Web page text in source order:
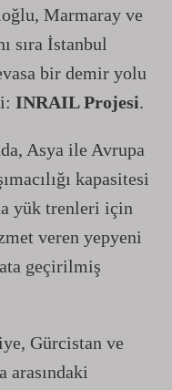
Marmaray ve
sıra İstanbul
bir demir yolu
INRAIL Projesi.
Asya ile Avrupa
kapasitesi
yük trenleri için
veren yepyeni
geçirilmiş
Gürcistan ve
arasındaki